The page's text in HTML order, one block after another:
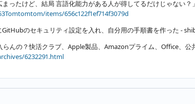
まったけど、結局 言語化能力がある人が得してるだけじゃない
items/656c122f1ef714f3079d
GitHubのセキュリティ設定を入れ、自分用の手順書を作った -
らんの？快活クラブ、Apple製品、Amazonプライム、Office、
6232291.html